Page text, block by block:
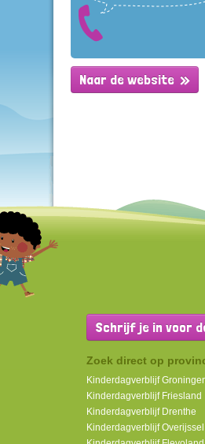
Naar de website
Schrijf je in voor
Zoek direct op
Kinderdagverblijf
Kinderdagverblijf Friesland
Kinderdagverblijf Drenthe
Kinderdagverblijf Overijssel